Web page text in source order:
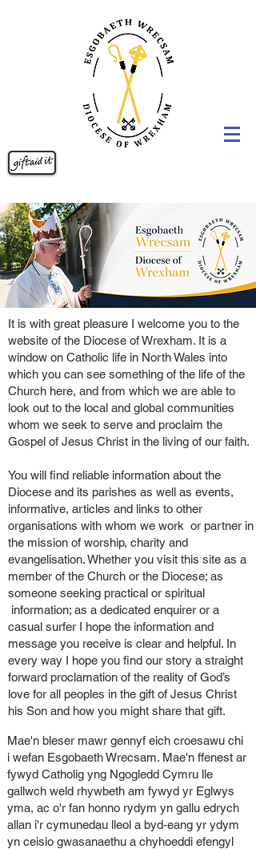
It is with great pleasure I welcome you to the
website of the Diocese of Wrexham. It is a
window on Catholic life in North Wales into
which you can see something of the life of the
Church here, and from which we are able to
look out to the local and global communities
whom we seek to serve and proclaim the
Gospel of Jesus Christ in the living of our faith.
You will find reliable information about the
Diocese and its parishes as well as events,
informative, articles and links to other
organisations with whom we work or partner in
the mission of worship, charity and
evangelisation. Whether you visit this site as a
member of the Church or the Diocese; as
someone seeking practical or spiritual
information; as a dedicated enquirer or a
casual surfer I hope the information and
message you receive is clear and helpful. In
every way I hope you find our story a straight
forward proclamation of the reality of God’s
love for all peoples in the gift of Jesus Christ
his Son and how you might share that gift.
Mae'n bleser mawr gennyf eich croesawu chi
i wefan Esgobaeth Wrecsam. Mae'n ffenest ar
fywyd Catholig yng Ngogledd Cymru lle
gallwch weld rhywbeth am fywyd yr Eglwys
yma, ac o'r fan honno rydym yn gallu edrych
allan i'r cymunedau lleol a byd-eang yr ydym
yn ceisio gwasanaethu a chyhoeddi efengyl